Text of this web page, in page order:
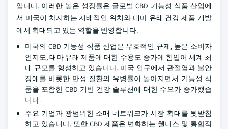
입니다. 이러한 높은 성장률은 글로벌 CBD 기능성 식품 산업에
서 미국이 차지하는 지배적인 위치와 대마 유래 건강 제품 개발
에서 확대되고 있는 역할을 반영합니다.
미국의 CBD 기능성 식품 산업은 우호적인 규제, 높은 소비자
인지도, 대마 유래 제품에 대한 수용도 증가에 힘입어 세계 최
대 규모를 형성하고 있습니다. 미국 인구에서 관절염과 불안
장애를 비롯한 만성 질환의 유병률이 높아지면서 기능성 식
품을 포함한 CBD 기반 건강 솔루션에 대한 수요가 증가했습
니다.
주요 기업과 광범위한 소매 네트워크가 시장 확대를 뒷받침
하고 있습니다. 또한 CBD 제품은 변화하는 웰니스 및 통합적